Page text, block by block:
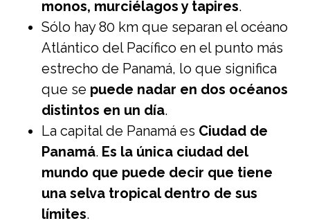
monos, murciélagos y tapires.
Sólo hay 80 km que separan el océano
Atlántico del Pacífico en el punto más
estrecho de Panamá, lo que significa
que se puede nadar en dos océanos
distintos en un día.
La capital de Panamá es Ciudad de
Panamá. Es la única ciudad del
mundo que puede decir que tiene
una selva tropical dentro de sus
límites.